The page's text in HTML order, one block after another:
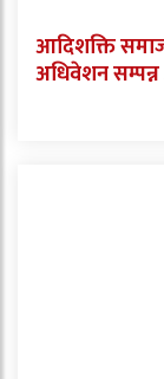
आदिशक्ति
अधिवेशन सम्पन्न